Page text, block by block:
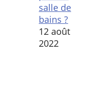
salle de
bains ?
12 août
2022